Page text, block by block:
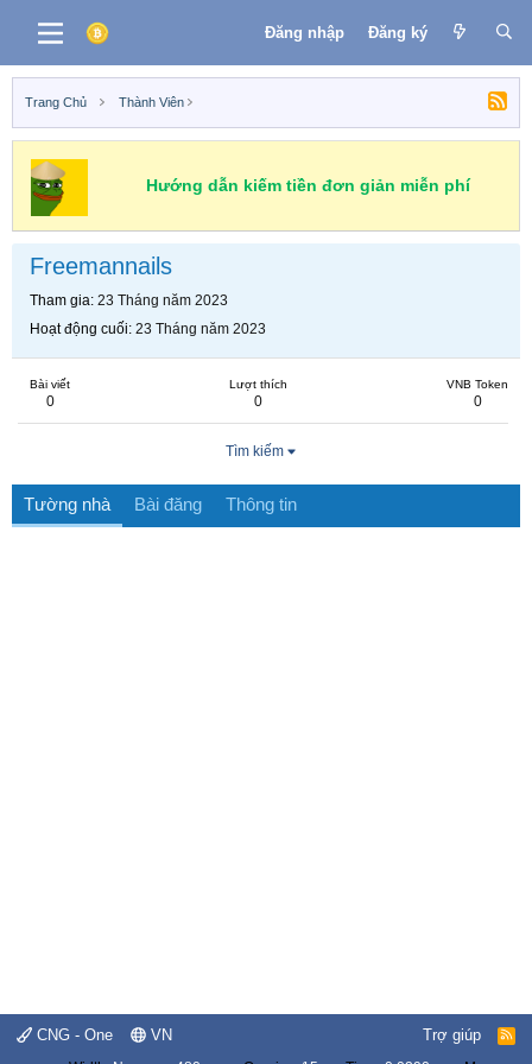
Đăng nhập Đăng ký
Trang Chủ Thành Viên
Hướng dẫn kiếm tiền đơn giản miễn phí
Freemannails
Tham gia 23 Tháng năm 2023
Hoạt động cuối 23 Tháng năm 2023
Bài viết
0
Lượt thích
0
VNB Token
0
Tìm kiếm
Tường nhà Bài đăng Thông tin
CNG - One VN Trợ giúp
R